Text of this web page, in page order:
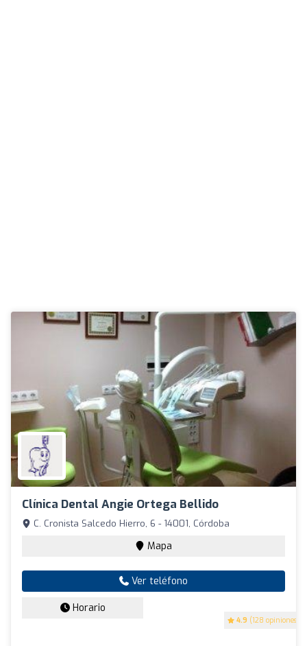
Clínica Dental Angie Ortega Bellido
4.9 (128 opiniones)
C. Cronista Salcedo Hierro, 6 - 14001, Córdoba
Mapa
Ver teléfono
Horario